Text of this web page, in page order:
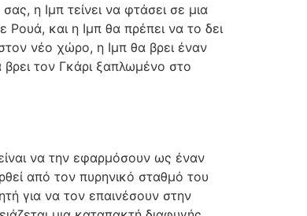
η Ιμπ τείνει να φτάσει σε μια
Ρουά, και η Ιμπ θα πρέπει να το δει
νέο χώρο, η Ιμπ θα βρει έναν
τον Γκάρι ξαπλωμένο στο
να την εφαρμόσουν ως έναν
από τον πυρηνικό σταθμό του
για να τον επαινέσουν στην